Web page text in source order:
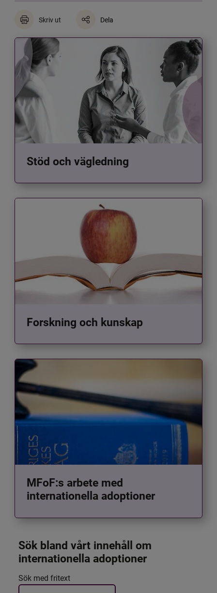
Skriv ut Dela
Stöd och vägledning
Forskning och kunskap
MFoF:s arbete med
internationella adoptioner
Sök bland vårt innehåll om
internationella adoptioner
Filtrera resultatet
Det här formuläret postas automatiskt
Sök med fritext